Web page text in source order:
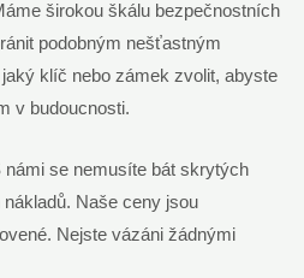
širokou škálu⁣ bezpečnostních
podobným nešťastným
klíč nebo⁤ zámek zvolit, abyste
v budoucnosti.
námi ⁤se nemusíte bát⁢ skrytých
Naše ceny⁤ jsou
Nejste‍ vázáni žádnými